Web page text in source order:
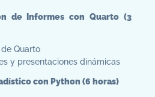
de Informes con Quarto (3
Quarto
y presentaciones dinámicas
con Python (6 horas)